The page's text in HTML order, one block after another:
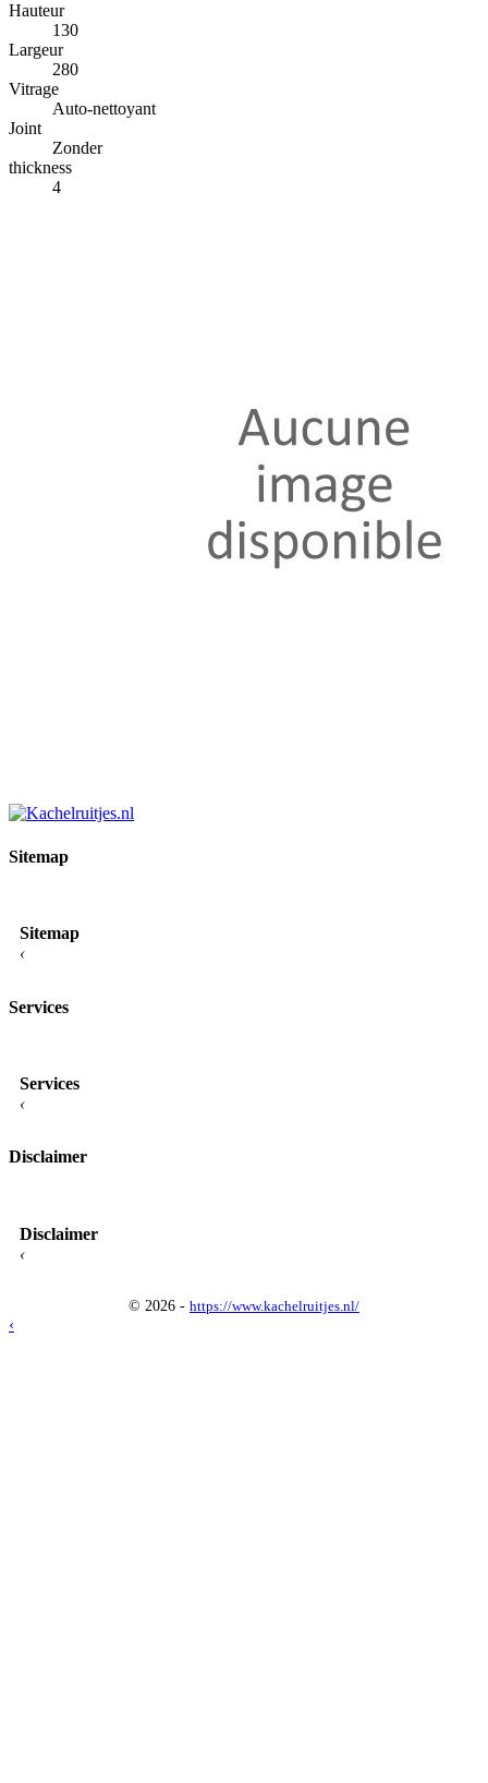
Hauteur
130
Largeur
280
Vitrage
Auto-nettoyant
Joint
Zonder
thickness
4
Sitemap
Sitemap
‹
Services
Services
‹
Disclaimer
Disclaimer
‹
© 2026 - https://www.kachelruitjes.nl/
‹